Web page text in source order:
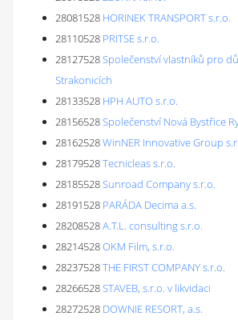
28081528 HORINEK TRANSPORT s.r.o.
28110528 PRITSE s.r.o.
28127528Společenství vlastníků pro
Strakonicích
28133528 HPH AUTO s.r.o.
28156528Společenství Nová Bystřice
28162528WinNER Innovative Group
28179528Tecnicleas s.r.o.
28185528Sunroad Company s.r.o.
28191528 PARÁDA Decima a.s.
28208528A.T.L. consulting s.r.o.
28214528OKM Film, s.r.o.
28237528THE FIRST COMPANY s.r.o.
28266528STAVEB, s.r.o. v likvidaci
28272528 DOWNIE RESORT, a.s.